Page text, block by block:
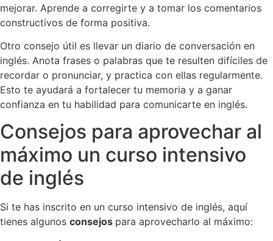
mejorar. Aprende a corregirte y a tomar los comentarios
constructivos de forma positiva.
Otro consejo útil es llevar un diario de conversación en
inglés. Anota frases o palabras que te resulten difíciles de
recordar o pronunciar, y practica con ellas regularmente.
Esto te ayudará a fortalecer tu memoria y a ganar
confianza en tu habilidad para comunicarte en inglés.
Consejos para aprovechar al
máximo un curso intensivo
de inglés
Si te has inscrito en un curso intensivo de inglés, aquí
tienes algunos consejos para aprovecharlo al máximo: